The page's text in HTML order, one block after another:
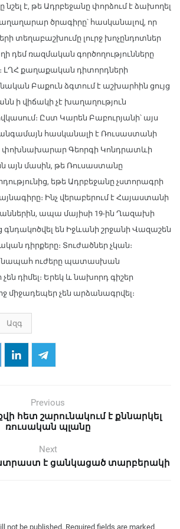
է, թե Ադրբեջանը փորձում է ձախողել
ծրագիրը՝ հասկանալով, որ
տեղաբաշխումը լուրջ խոչընդոտներ
դեմ ռազմական գործողությունները
ԼՂՀ քաղաքական դիտորդների
Բաքուն ձգտում է աշխարհին ցույց
ի վիճակի չէ խաղաղություն
Ըստ Կարեն Բաբուրյանի՝ այս
հասկանալի է Ռուսաստանի
Գեորգի Կոնդրատևի
այն մասին, թե Ռուսաստանը
եթե Ադրբեջանը չստորագրի
Ինչ վերաբերում է Հայաստանի
ապա մայիսի 19-ին Ղազախի
են Իջևանի շրջանի Վազաշեն
դիրքերը։ Տուժածներ չկան։
ուժերը պատասխան
չեն դիմել։ Երեկ և նախորդ գիշեր
միջադեպեր չեն արձանագրվել։
Ազգ
Previous
հետ շարունակում է քննարկել
ռուսական պլանը
Next
է ցանկացած տարբերակի
not be published. Required fields are marked